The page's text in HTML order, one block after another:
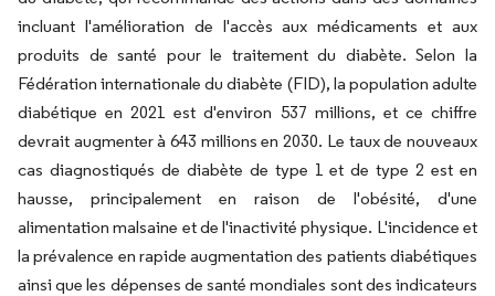
incluant l'amélioration de l'accès aux médicaments et aux
produits de santé pour le traitement du diabète. Selon la
Fédération internationale du diabète (FID), la population adulte
diabétique en 2021 est d'environ 537 millions, et ce chiffre
devrait augmenter à 643 millions en 2030. Le taux de nouveaux
cas diagnostiqués de diabète de type 1 et de type 2 est en
hausse, principalement en raison de l'obésité, d'une
alimentation malsaine et de l'inactivité physique. L'incidence et
la prévalence en rapide augmentation des patients diabétiques
ainsi que les dépenses de santé mondiales sont des indicateurs